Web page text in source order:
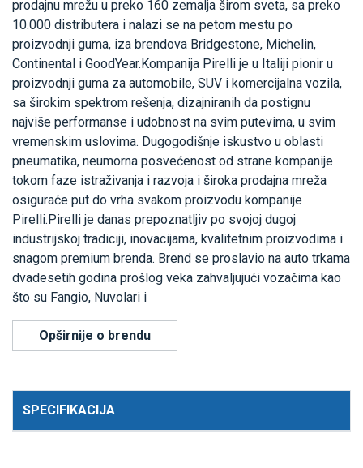
prodajnu mrežu u preko 160 zemalja širom sveta, sa preko
10.000 distributera i nalazi se na petom mestu po
proizvodnji guma, iza brendova Bridgestone, Michelin,
Continental i GoodYear.Kompanija Pirelli je u Italiji pionir u
proizvodnji guma za automobile, SUV i komercijalna vozila,
sa širokim spektrom rešenja, dizajniranih da postignu
najviše performanse i udobnost na svim putevima, u svim
vremenskim uslovima. Dugogodišnje iskustvo u oblasti
pneumatika, neumorna posvećenost od strane kompanije
tokom faze istraživanja i razvoja i široka prodajna mreža
osiguraće put do vrha svakom proizvodu kompanije
Pirelli.Pirelli je danas prepoznatljiv po svojoj dugoj
industrijskoj tradiciji, inovacijama, kvalitetnim proizvodima i
snagom premium brenda. Brend se proslavio na auto trkama
dvadesetih godina prošlog veka zahvaljujući vozačima kao
što su Fangio, Nuvolari i
Opširnije o brendu
SPECIFIKACIJA